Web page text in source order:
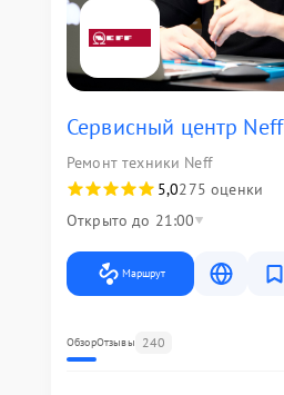
Сервисный центр Neff
Ремонт техники Neff
5,0275 оценки
Открыто до 21:00
Маршрут
ОбзорОтзывы 240